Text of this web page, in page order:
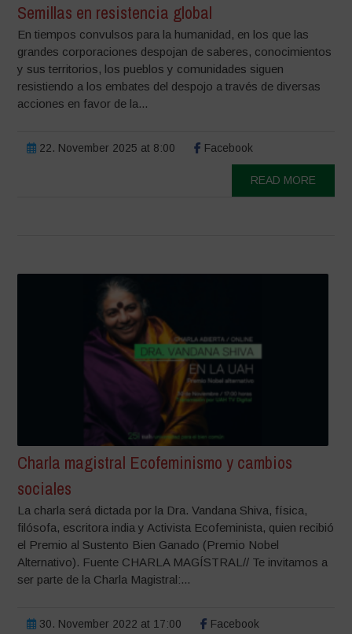
Semillas en resistencia global
En tiempos convulsos para la humanidad, en los que las
grandes corporaciones despojan de saberes, conocimientos
y sus territorios, los pueblos y comunidades siguen
resistiendo a los embates del despojo a través de diversas
acciones en favor de la...
22. November 2025 at 8:00 Facebook
READ MORE
Charla magistral Ecofeminismo y cambios
sociales
La charla será dictada por la Dra. Vandana Shiva, física,
filósofa, escritora india y Activista Ecofeminista, quien recibió
el Premio al Sustento Bien Ganado (Premio Nobel
Alternativo). Fuente CHARLA MAGÍSTRAL// Te invitamos a
ser parte de la Charla Magistral:...
30. November 2022 at 17:00 Facebook